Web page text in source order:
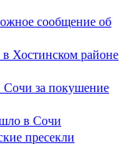
сообщение об
Хостинском районе
за покушение
в Сочи
пресекли